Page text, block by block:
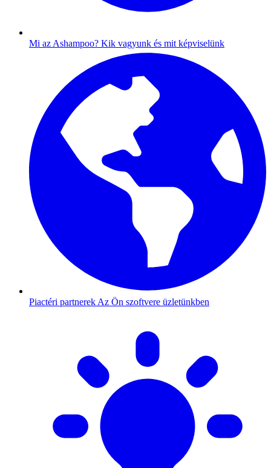
Mi az Ashampoo? Kik vagyunk és mit képviselünk
Piactéri partnerek Az Ön szoftvere üzletünkben